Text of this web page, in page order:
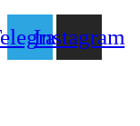
Instagram